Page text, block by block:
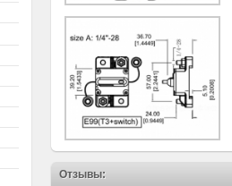
Отзывы: